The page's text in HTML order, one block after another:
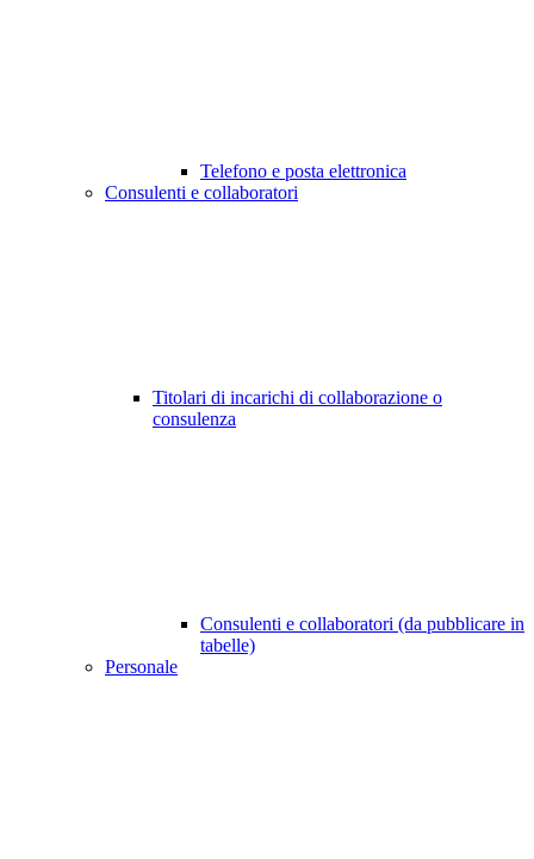
Telefono e posta elettronica
Consulenti e collaboratori
Titolari di incarichi di collaborazione o
consulenza
Consulenti e collaboratori (da pubblicare in
tabelle)
Personale